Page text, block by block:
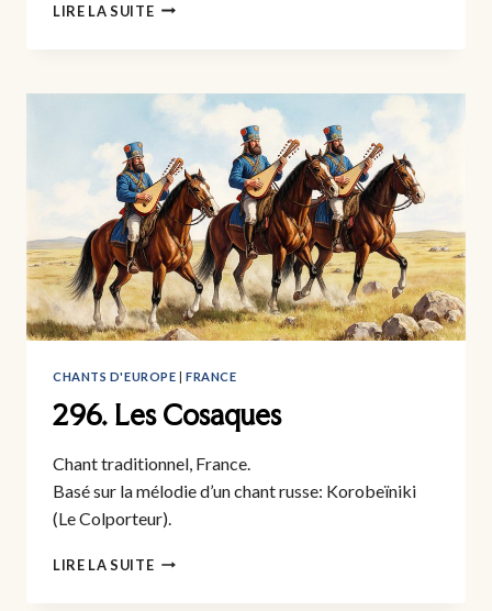
LIRE LA SUITE297.
ALHAMBRA
CHANTS D'EUROPE |FRANCE
296. Les Cosaques
Chant traditionnel, France.
Basé sur la mélodie d’un chant russe: Korobeïniki
(Le Colporteur).
LIRE LA SUITE296.